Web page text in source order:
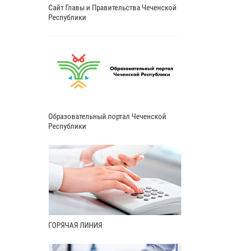
Сайт Главы и Правительства Чеченской
Республики
Образовательный портал Чеченской
Республики
ГОРЯЧАЯ ЛИНИЯ